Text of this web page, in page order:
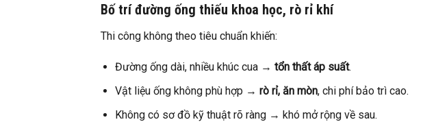
Bố trí đường ống thiếu khoa học, rò rỉ khí
Thi công không theo tiêu chuẩn khiến:
Đường ống dài, nhiều khúc cua → tổn thất áp suất.
Vật liệu ống không phù hợp → rò rỉ, ăn mòn, chi phí bảo trì cao.
Không có sơ đồ kỹ thuật rõ ràng → khó mở rộng về sau.